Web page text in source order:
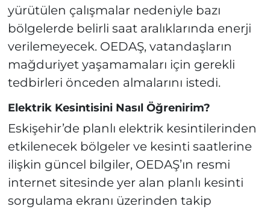
yürütülen çalışmalar nedeniyle bazı
bölgelerde belirli saat aralıklarında enerji
verilemeyecek. OEDAŞ, vatandaşların
mağduriyet yaşamamaları için gerekli
tedbirleri önceden almalarını istedi.
Elektrik Kesintisini Nasıl Öğrenirim?
Eskişehir’de planlı elektrik kesintilerinden
etkilenecek bölgeler ve kesinti saatlerine
ilişkin güncel bilgiler, OEDAŞ’ın resmi
internet sitesinde yer alan planlı kesinti
sorgulama ekranı üzerinden takip